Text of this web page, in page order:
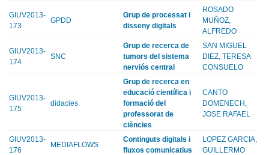
GIUV2013-
173
GPDD
Grup de processat i
disseny digitals
ROSADO
MUÑOZ,
ALFREDO
GIUV2013-
174
SNC
Grup de recerca de
tumors del sistema
nerviós central
SAN MIGUEL
DIEZ, TERESA
CONSUELO
GIUV2013-
175
didacies
Grup de recerca en
educació científica i
formació del
professorat de
ciències
CANTO
DOMENECH,
JOSE RAFAEL
GIUV2013-
176
MEDIAFLOWS
Continguts digitals i
fluxos comunicatius
LOPEZ GARCIA,
GUILLERMO